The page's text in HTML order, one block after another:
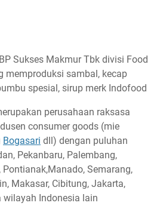
Sukses Makmur Tbk divisi Food
memproduksi sambal, kecap
spesial, sirup merk Indofood
perusahaan raksasa
consumer goods (mie
Bogasari dll) dengan puluhan
Pekanbaru, Palembang,
Semarang,
Makasar, Cibitung, Jakarta,
wilayah Indonesia lain